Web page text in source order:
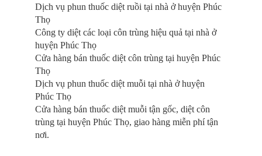
Dịch vụ phun thuốc diệt ruồi tại nhà ở huyện Phúc
Thọ
Công ty diệt các loại côn trùng hiệu quả tại nhà ở
huyện Phúc Thọ
Cửa hàng bán thuốc diệt côn trùng tại huyện Phúc
Thọ
Dịch vụ phun thuốc diệt muỗi tại nhà ở huyện
Phúc Thọ
Cửa hàng bán thuốc diệt muỗi tận gốc, diệt côn
trùng tại huyện Phúc Thọ, giao hàng miễn phí tận
nơi.